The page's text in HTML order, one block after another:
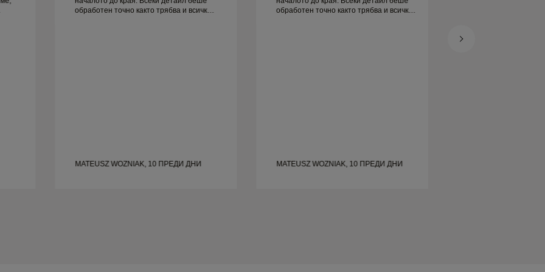
обработен точно както трябва и всичко
MATEUSZ WOZNIAK, 10 ПРЕДИ ДНИ
обработен точно както трябва и всичко
MATEUSZ WOZNIAK, 10 ПРЕДИ ДНИ